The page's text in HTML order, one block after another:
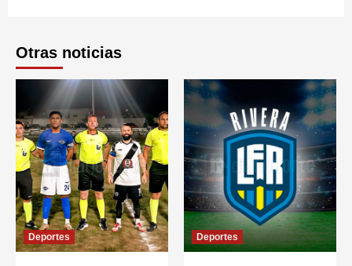
Otras noticias
Deportes Deportes